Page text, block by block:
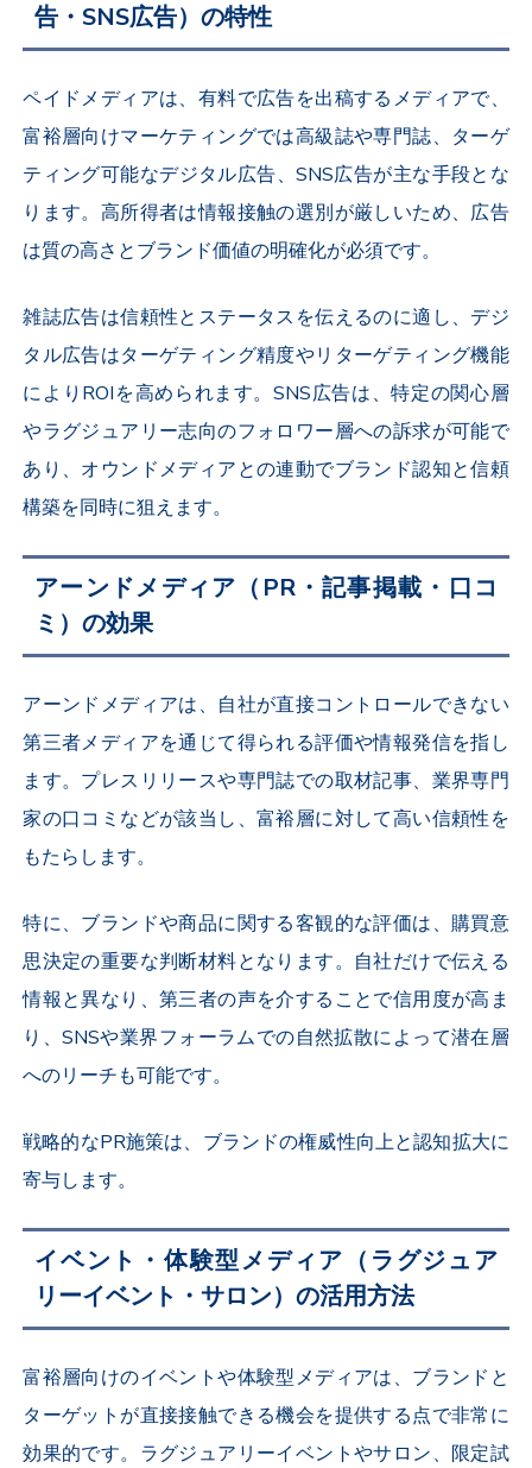
告・SNS広告）の特性
ペイドメディアは、有料で広告を出稿するメディアで、
富裕層向けマーケティングでは高級誌や専門誌、ターゲ
ティング可能なデジタル広告、SNS広告が主な手段とな
ります。高所得者は情報接触の選別が厳しいため、広告
は質の高さとブランド価値の明確化が必須です。
雑誌広告は信頼性とステータスを伝えるのに適し、デジ
タル広告はターゲティング精度やリターゲティング機能
によりROIを高められます。SNS広告は、特定の関心層
やラグジュアリー志向のフォロワー層への訴求が可能で
あり、オウンドメディアとの連動でブランド認知と信頼
構築を同時に狙えます。
アーンドメディア（PR・記事掲載・口コ
ミ）の効果
アーンドメディアは、自社が直接コントロールできない
第三者メディアを通じて得られる評価や情報発信を指し
ます。プレスリリースや専門誌での取材記事、業界専門
家の口コミなどが該当し、富裕層に対して高い信頼性を
もたらします。
特に、ブランドや商品に関する客観的な評価は、購買意
思決定の重要な判断材料となります。自社だけで伝える
情報と異なり、第三者の声を介することで信用度が高ま
り、SNSや業界フォーラムでの自然拡散によって潜在層
へのリーチも可能です。
戦略的なPR施策は、ブランドの権威性向上と認知拡大に
寄与します。
イベント・体験型メディア（ラグジュア
リーイベント・サロン）の活用方法
富裕層向けのイベントや体験型メディアは、ブランドと
ターゲットが直接接触できる機会を提供する点で非常に
効果的です。ラグジュアリーイベントやサロン、限定試